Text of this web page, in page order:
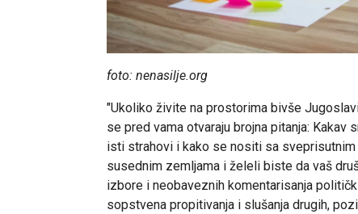
foto: nenasilje.org
"Ukoliko živite na prostorima bivše
se pred vama otvaraju brojna pitanja:
isti strahovi i kako se nositi sa
susednim zemljama i želeli biste da vaš
izbore i neobaveznih komentarisanja
sopstvena propitivanja i slušanja drugih,